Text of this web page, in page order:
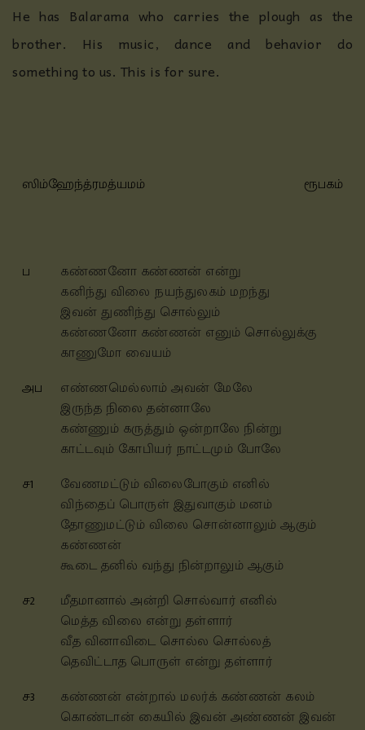
He has Balarama who carries the plough as the
brother. His music, dance and behavior do
something to us. This is for sure.
ஸிம்ஹேந்த்ரமத்யமம் ரூபகம்
ப
கண்ணனோ கண்ணன் என்று
கனிந்து விலை நயந்துலகம் மறந்து
இவன் துணிந்து சொல்லும்
கண்ணனோ கண்ணன் எனும் சொல்லுக்கு
காணுமோ வையம்
அப
எண்ணமெல்லாம் அவன் மேலே
இருந்த நிலை தன்னாலே
கண்ணும் கருத்தும் ஒன்றாலே நின்று
காட்டவும் கோபியர் நாட்டமும் போலே
ச1
வேணமட்டும் விலைபோகும் எனில்
விந்தைப் பொருள் இதுவாகும் மனம்
தோணுமட்டும் விலை சொன்னாலும் ஆகும்
கண்ணன்
கூடை தனில் வந்து நின்றாலும் ஆகும்
ச2
மீதமானால் அன்றி சொல்வார் எனில்
மெத்த விலை என்று தள்ளார்
வீத வினாவிடை சொல்ல சொல்லத்
தெவிட்டாத பொருள் என்று தள்ளார்
ச3
கண்ணன் என்றால் மலர்க் கண்ணன் கலம்
கொண்டான் கையில் இவன் அண்ணன் இவன்